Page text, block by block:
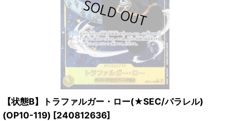
【状態B】トラファルガー・ロー(★SEC/パラレル)
(OP10-119) [240812636]